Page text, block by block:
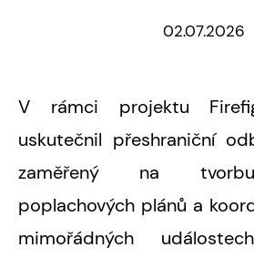
02.07.2026
V rámci projektu
uskutečnil přeshraniční
zaměřený na
poplachových plánů a
mimořádných